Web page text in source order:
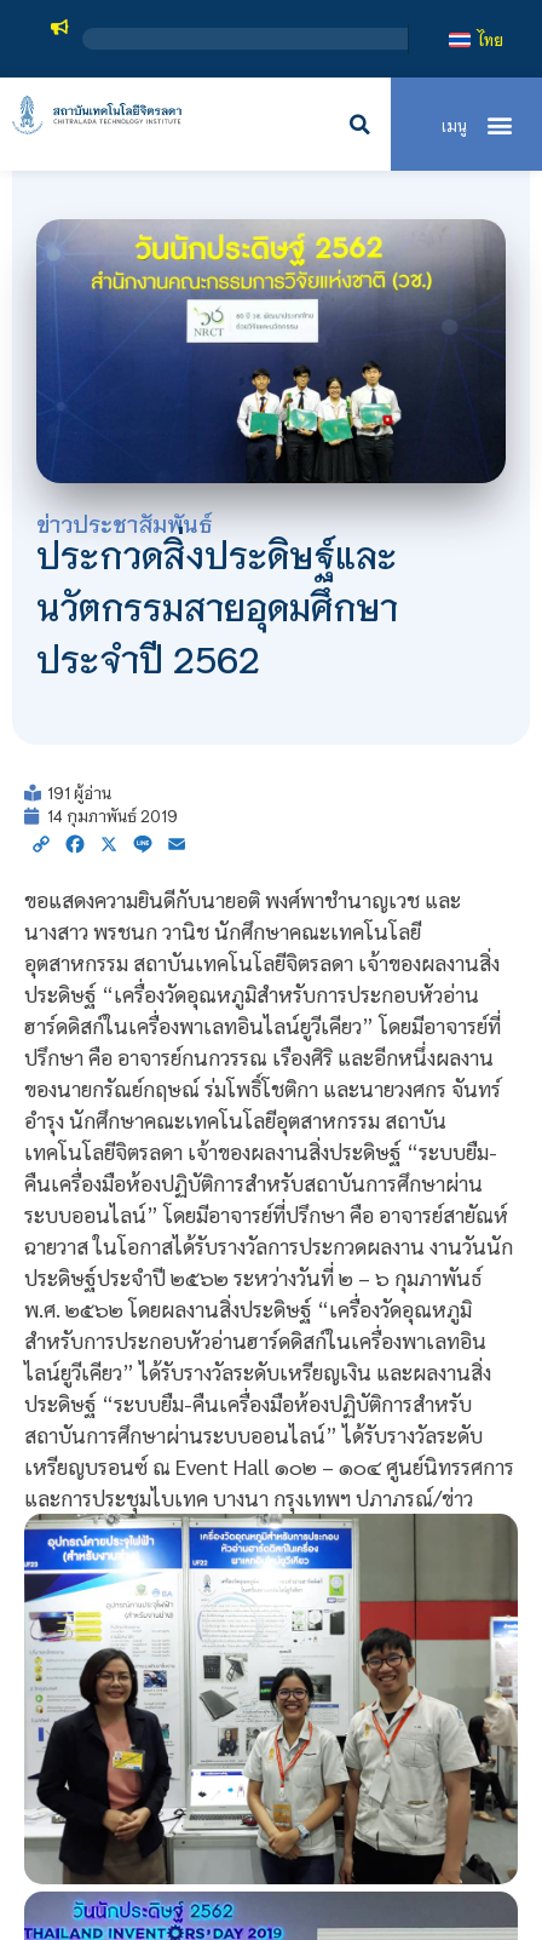
สถาบันเทคโนโลยีจิตรลดา เ
ไทย
ข่าวประชาสัมพันธ์
ประกวดสิ่งประดิษฐ์และ
นวัตกรรมสายอุดมศึกษา
ประจำปี 2562
191 ผู้อ่าน
14 กุมภาพันธ์ 2019
Copy Facebook
X Line
ขอแสดงความยินดีกับนายอติ พงศ์พาชำนาญเวช และ
นางสาว พรชนก วานิช นักศึกษาคณะเทคโนโลยี
อุตสาหกรรม สถาบันเทคโนโลยีจิตรลดา เจ้าของผลงานสิ่ง
ประดิษฐ์ “เครื่องวัดอุณหภูมิสำหรับการประกอบหัวอ่าน
ฮาร์ดดิสก์ในเครื่องพาเลทอินไลน์ยูวีเคียว” โดยมีอาจารย์ที่
ปรึกษา คือ อาจารย์กนกวรรณ เรืองศิริ และอีกหนึ่งผลงาน
ของนายกรัณย์กฤษณ์ ร่มโพธิ์โชติกา และนายวงศกร จันทร์
อำรุง นักศึกษาคณะเทคโนโลยีอุตสาหกรรม สถาบัน
เทคโนโลยีจิตรลดา เจ้าของผลงานสิ่งประดิษฐ์ “ระบบยืม-
คืนเครื่องมือห้องปฏิบัติการสำหรับสถาบันการศึกษาผ่าน
ระบบออนไลน์” โดยมีอาจารย์ที่ปรึกษา คือ อาจารย์สายัณห์
ฉายวาส ในโอกาสได้รับรางวัลการประกวดผลงาน งานวันนัก
ประดิษฐ์ประจำปี ๒๕๖๒ ระหว่างวันที่ ๒ – ๖ กุมภาพันธ์
พ.ศ. ๒๕๖๒ โดยผลงานสิ่งประดิษฐ์ “เครื่องวัดอุณหภูมิ
สำหรับการประกอบหัวอ่านฮาร์ดดิสก์ในเครื่องพาเลทอิน
ไลน์ยูวีเคียว” ได้รับรางวัลระดับเหรียญเงิน และผลงานสิ่ง
ประดิษฐ์ “ระบบยืม-คืนเครื่องมือห้องปฏิบัติการสำหรับ
สถาบันการศึกษาผ่านระบบออนไลน์” ได้รับรางวัลระดับ
เหรียญบรอนซ์ ณ Event Hall ๑๐๒ – ๑๐๔ ศูนย์นิทรรศการ
และการประชุมไบเทค บางนา กรุงเทพฯ ปภาภรณ์/ข่าว